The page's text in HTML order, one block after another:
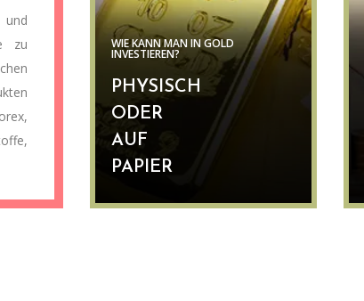
und
zu
WIE KANN MAN IN GOLD
INVESTIEREN?
PHYSISCH
ODER
AUF
PAPIER